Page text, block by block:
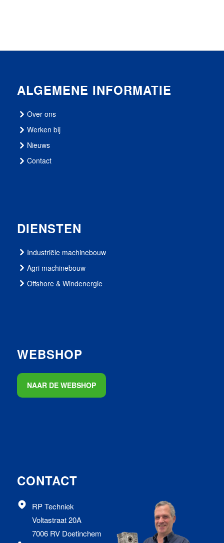
ALGEMENE INFORMATIE
Over ons
Werken bij
Nieuws
Contact
DIENSTEN
Industriële machinebouw
Agri machinebouw
Offshore & Windenergie
WEBSHOP
NAAR DE WEBSHOP
CONTACT
RP Techniek
Voltastraat 20A
7006 RV Doetinchem